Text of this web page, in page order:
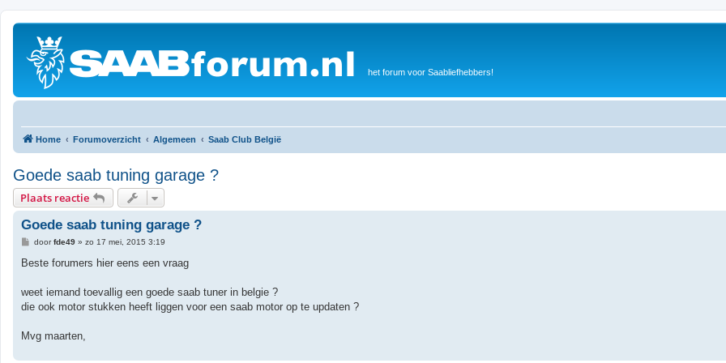
het forum voor Saabliefhebbers!
Home Forumoverzicht Algemeen Saab Club België
Goede saab tuning garage ?
Plaats reactie
Goede saab tuning garage ?
B
r
h
doorfde49» zo 17 mei, 2015 3:19
Beste forumers hier eens een vraag
weet iemand toevallig een goede saab tuner in belgie ?
die ook motor stukken heeft liggen voor een saab motor op te updaten ?
Mvg maarten,